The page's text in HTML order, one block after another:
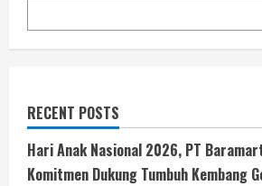
RECENT POSTS
Hari Anak Nasional 2026, PT
Komitmen Dukung Tumbuh Kembang